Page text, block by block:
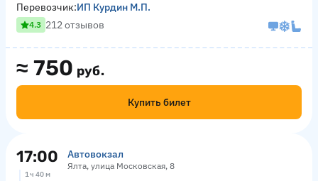
≈ 750 руб.
Купить билет
Перевозчик:ИП Курдин М.П.
4.3 212 отзывов
17:00 Автовокзал
Ялта, улица Московская, 8
1 ч 40 м